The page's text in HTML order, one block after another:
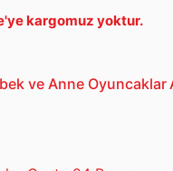
kargomuz yoktur.
Bebek
3-5 Yaş
ve Anne Oyuncaklar
Lego